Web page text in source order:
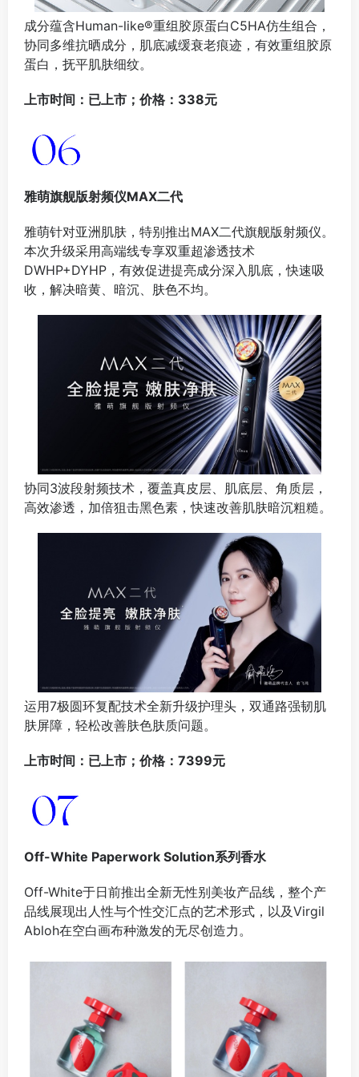
成分蕴含Human-like®重组胶原蛋白C5HA仿生组合，
协同多维抗晒成分，肌底减缓衰老痕迹，有效重组胶原
蛋白，抚平肌肤细纹。
上市时间：已上市；价格：338元
雅萌旗舰版射频仪MAX二代
雅萌针对亚洲肌肤，特别推出MAX二代旗舰版射频仪。
本次升级采用高端线专享双重超渗透技术
DWHP+DYHP，有效促进提亮成分深入肌底，快速吸
收，解决暗黄、暗沉、肤色不均。
协同3波段射频技术，覆盖真皮层、肌底层、角质层，
高效渗透，加倍狙击黑色素，快速改善肌肤暗沉粗糙。
运用7极圆环复配技术全新升级护理头，双通路强韧肌
肤屏障，轻松改善肤色肤质问题。
上市时间：已上市；价格：7399元
Off-White Paperwork Solution系列香水
Off-White于日前推出全新无性别美妆产品线，整个产
品线展现出人性与个性交汇点的艺术形式，以及Virgil
Abloh在空白画布种激发的无尽创造力。